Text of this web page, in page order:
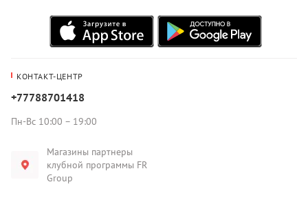
КОНТАКТ-ЦЕНТР
+77788701418
Пн-Вс 10:00 – 19:00
Магазины партнеры
клубной программы FR
Group